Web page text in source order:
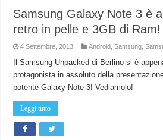
Samsung Galaxy Note 3 è
retro in pelle e 3GB di Ram!
4 Settembre, 2013 Android ,Samsung ,
Il Samsung Unpacked di Berlino si è
protagonista in assoluto della
potente Galaxy Note 3! Vediamolo!
Leggi tutto